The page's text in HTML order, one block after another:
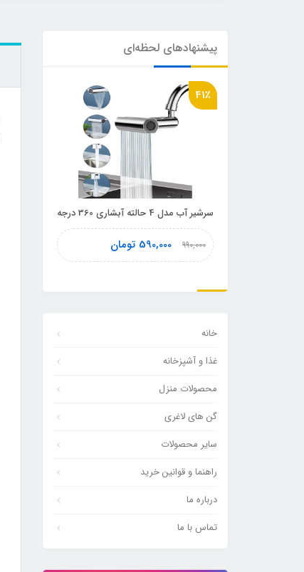
خانه
غذا و آشپزخانه
محصولات منزل
گن های لاغری
سایر محصولات
راهنما و قوانین خرید
درباره ما
تماس با ما
پیشنهادهای لحظه‌ای
41٪
سرشیر آب مدل 4 حالته آبشاری 360 درجه
990,000
590,000 تومان